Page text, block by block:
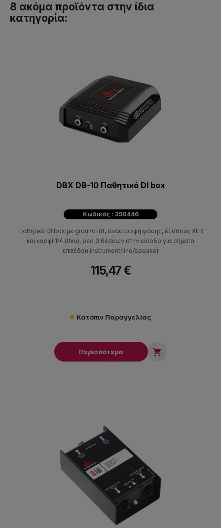
8 ακόμα προϊόντα στην ίδια
κατηγορία:
DBX DB-10 Παθητικό DI box
Κωδικός : 390446
Παθητικό DI box με ground lift, αναστροφή φάσης, έξοδους XLR
και καρφί 1/4 (thru), pad 3 θέσεων στην είσοδο για σήματα
επιπέδου instrument/line/speaker
115,47 €
Κατόπιν Παραγγελίας
Περισσότερα 